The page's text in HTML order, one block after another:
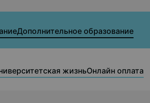
Дополнительное образование
жизньОнлайн оплата